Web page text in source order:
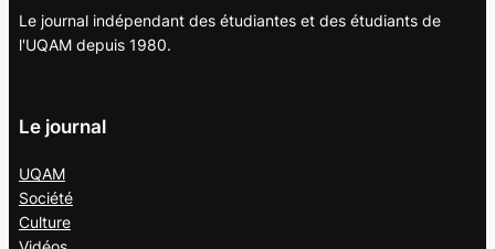
Le journal indépendant des étudiantes et des étudiants de
l'UQAM depuis 1980.
Le journal
UQAM
Société
Culture